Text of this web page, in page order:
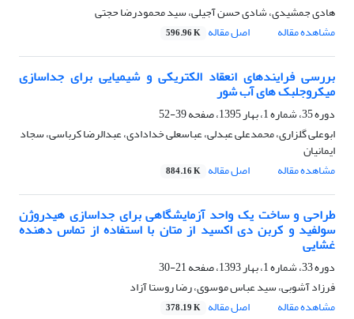
هادی جمشیدی، شادی حسن آجیلی، سید محمودرضا حجتی
مشاهده مقاله
اصل مقاله 596.96 K
بررسی فرایندهای انعقاد الکتریکی و شیمیایی برای جداسازی
میکروجلبک های آب شور
دوره 35، شماره 1، بهار 1395، صفحه
39-52
ابوعلی گلزاری، محمدعلی عبدلی، عباسعلی خدادادی، عبدالرضا کرباسی، سجاد
ایمانیان
مشاهده مقاله
اصل مقاله 884.16 K
طراحی و ساخت یک واحد آزمایشگاهی برای جداسازی هیدروژن
سولفید و کربن دی اکسید از متان با استفاده از تماس دهنده
غشایی
دوره 33، شماره 1، بهار 1393، صفحه
21-30
فرزاد آشوبی، سید عباس موسوی، رضا روستا آزاد
مشاهده مقاله
اصل مقاله 378.19 K